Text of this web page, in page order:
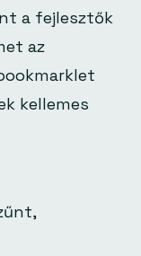
a fejlesztők
az
kellemes